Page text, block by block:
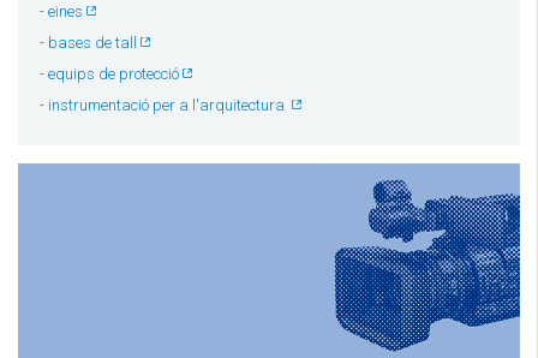
- eines
- bases de tall
- equips de protecció
- instrumentació per a l'arquitectura